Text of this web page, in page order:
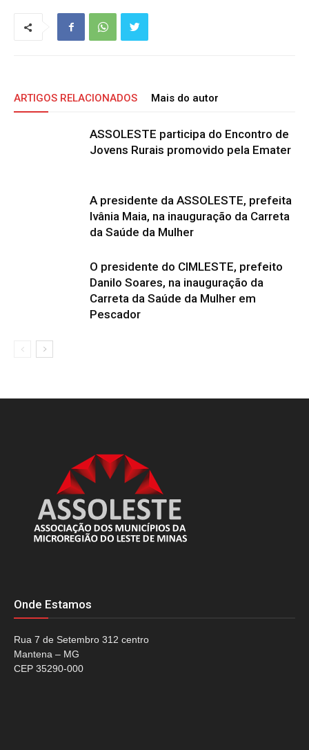
ARTIGOS RELACIONADOS Mais do autor
ASSOLESTE participa do Encontro de
Jovens Rurais promovido pela Emater
A presidente da ASSOLESTE, prefeita
Ivânia Maia, na inauguração da Carreta
da Saúde da Mulher
O presidente do CIMLESTE, prefeito
Danilo Soares, na inauguração da
Carreta da Saúde da Mulher em
Pescador
Onde Estamos
Rua 7 de Setembro 312 centro
Mantena – MG
CEP 35290-000